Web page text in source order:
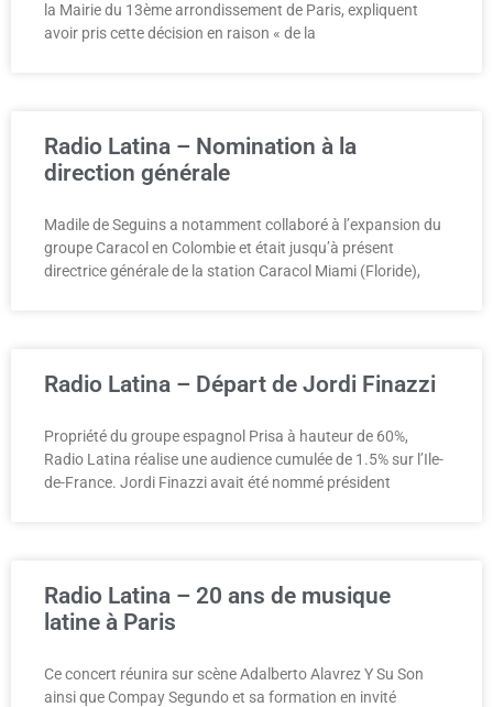
la Mairie du 13ème arrondissement de Paris, expliquent
avoir pris cette décision en raison « de la
Radio Latina – Nomination à la
direction générale
Madile de Seguins a notamment collaboré à l’expansion du
groupe Caracol en Colombie et était jusqu’à présent
directrice générale de la station Caracol Miami (Floride),
Radio Latina – Départ de Jordi Finazzi
Propriété du groupe espagnol Prisa à hauteur de 60%,
Radio Latina réalise une audience cumulée de 1.5% sur l’Ile-
de-France. Jordi Finazzi avait été nommé président
Radio Latina – 20 ans de musique
latine à Paris
Ce concert réunira sur scène Adalberto Alavrez Y Su Son
ainsi que Compay Segundo et sa formation en invité